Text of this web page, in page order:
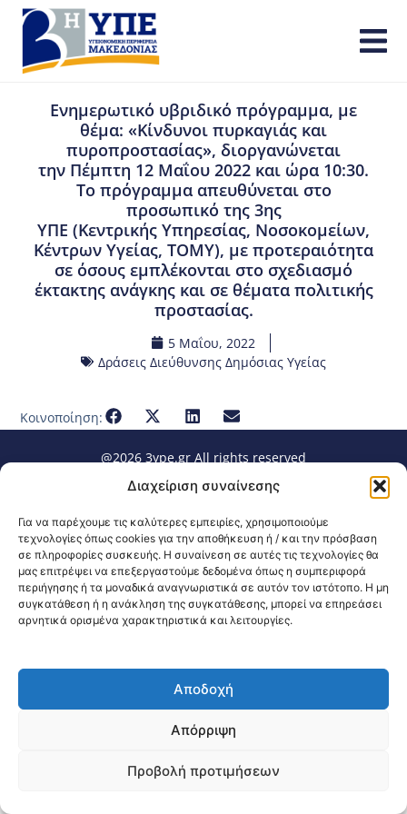
Διαχείριση συναίνεσης
Για να παρέχουμε τις καλύτερες εμπειρίες, χρησιμοποιούμε
τεχνολογίες όπως cookies για την αποθήκευση ή / και την πρόσβαση
σε πληροφορίες συσκευής. Η συναίνεση σε αυτές τις τεχνολογίες θα
μας επιτρέψει να επεξεργαστούμε δεδομένα όπως η συμπεριφορά
περιήγησης ή τα μοναδικά αναγνωριστικά σε αυτόν τον ιστότοπο. Η μη
συγκατάθεση ή η ανάκληση της συγκατάθεσης, μπορεί να επηρεάσει
αρνητικά ορισμένα χαρακτηριστικά και λειτουργίες.
Αποδοχή
Απόρριψη
Προβολή προτιμήσεων
Ενημερωτικό υβριδικό πρόγραμμα, με
θέμα: «Κίνδυνοι πυρκαγιάς και
πυροπροστασίας», διοργανώνεται
την Πέμπτη 12 Μαΐου 2022 και ώρα 10:30.
Το πρόγραμμα απευθύνεται στο
προσωπικό της 3ης
ΥΠΕ (Κεντρικής Υπηρεσίας, Νοσοκομείων,
Κέντρων Υγείας, ΤΟΜΥ), με προτεραιότητα
σε όσους εμπλέκονται στο σχεδιασμό
έκτακτης ανάγκης και σε θέματα πολιτικής
προστασίας.
5 Μαΐου, 2022
Δράσεις Διεύθυνσης Δημόσιας Υγείας
Κοινοποίηση:
@2026 3ype.gr All rights reserved
Πολιτική Προστασίας Δεδομένων
Θεσσαλονίκη, Ελλάδα Τηλ: +30 2311 226 200
email: 3ype@3ype.gr
Page Visits: 00008 Website Visits: 1598475